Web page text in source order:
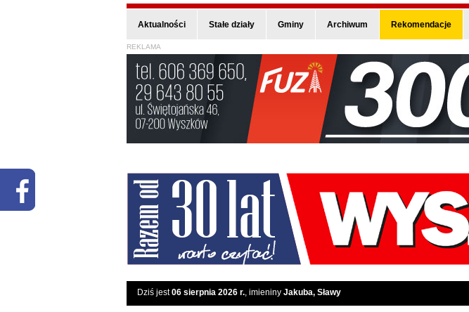
Aktualności Stałe działy Gminy Archiwum Rekomendacje
REKLAMA
Dziś jest06 sierpnia 2026 r., imieniny Jakuba, Sławy